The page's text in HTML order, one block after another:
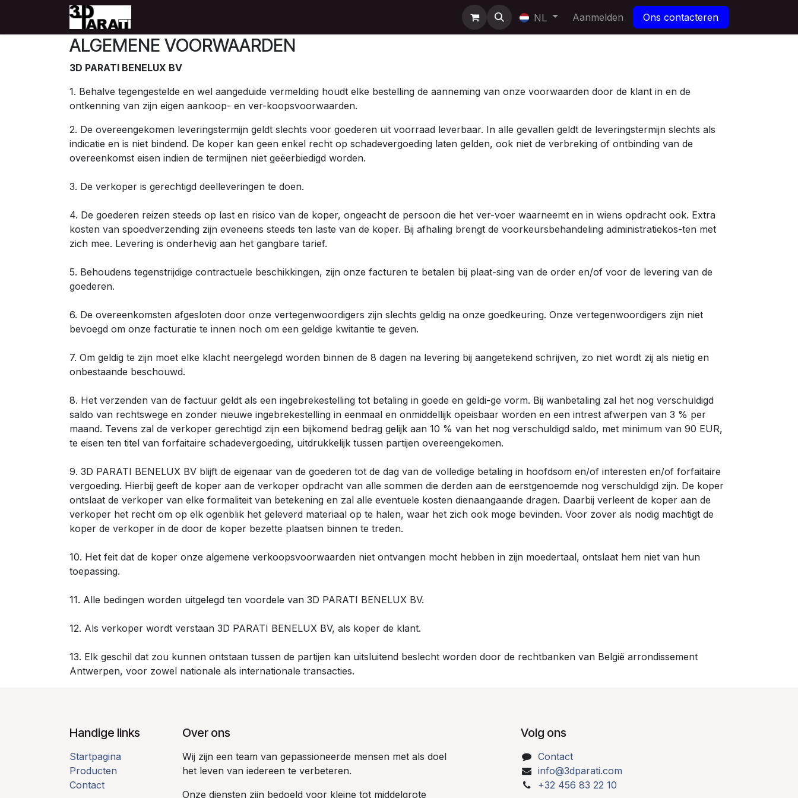
Overslaan naar inhoud
NL Aanmelden Ons contacteren
ALGEMENE VOORWAARDEN
3D PARATI BENELUX BV
1. Behalve tegengestelde en wel aangeduide vermelding houdt elke bestelling de aanneming van onze voorwaarden door de klant in en de
ontkenning van zijn eigen aankoop- en ver-koopsvoorwaarden.
2. De overeengekomen leveringstermijn geldt slechts voor goederen uit voorraad leverbaar. In alle gevallen geldt de leveringstermijn slechts als
indicatie en is niet bindend. De koper kan geen enkel recht op schadevergoeding laten gelden, ook niet de verbreking of ontbinding van de
overeenkomst eisen indien de termijnen niet geëerbiedigd worden.
3. De verkoper is gerechtigd deelleveringen te doen.
4. De goederen reizen steeds op last en risico van de koper, ongeacht de persoon die het ver-voer waarneemt en in wiens opdracht ook. Extra
kosten van spoedverzending zijn eveneens steeds ten laste van de koper. Bij afhaling brengt de voorkeursbehandeling administratiekos-ten met
zich mee. Levering is onderhevig aan het gangbare tarief.
5. Behoudens tegenstrijdige contractuele beschikkingen, zijn onze facturen te betalen bij plaat-sing van de order en/of voor de levering van de
goederen.
6. De overeenkomsten afgesloten door onze vertegenwoordigers zijn slechts geldig na onze goedkeuring. Onze vertegenwoordigers zijn niet
bevoegd om onze facturatie te innen noch om een geldige kwitantie te geven.
7. Om geldig te zijn moet elke klacht neergelegd worden binnen de 8 dagen na levering bij aangetekend schrijven, zo niet wordt zij als nietig en
onbestaande beschouwd.
8. Het verzenden van de factuur geldt als een ingebrekestelling tot betaling in goede en geldi-ge vorm. Bij wanbetaling zal het nog verschuldigd
saldo van rechtswege en zonder nieuwe ingebrekestelling in eenmaal en onmiddellijk opeisbaar worden en een intrest afwerpen van 3 % per
maand. Tevens zal de verkoper gerechtigd zijn een bijkomend bedrag gelijk aan 10 % van het nog verschuldigd saldo, met minimum van 90 EUR,
te eisen ten titel van forfaitaire schadevergoeding, uitdrukkelijk tussen partijen overeengekomen.
9. 3D PARATI BENELUX BV blijft de eigenaar van de goederen tot de dag van de volledige betaling in hoofdsom en/of interesten en/of forfaitaire
vergoeding. Hierbij geeft de koper aan de verkoper opdracht van alle sommen die derden aan de eerstgenoemde nog verschuldigd zijn. De koper
ontslaat de verkoper van elke formaliteit van betekening en zal alle eventuele kosten dienaangaande dragen. Daarbij verleent de koper aan de
verkoper het recht om op elk ogenblik het geleverd materiaal op te halen, waar het zich ook moge bevinden. Voor zover als nodig machtigt de
koper de verkoper in de door de koper bezette plaatsen binnen te treden.
10. Het feit dat de koper onze algemene verkoopsvoorwaarden niet ontvangen mocht hebben in zijn moedertaal, ontslaat hem niet van hun
toepassing.
11. Alle bedingen worden uitgelegd ten voordele van 3D PARATI BENELUX BV.
12. Als verkoper wordt verstaan 3D PARATI BENELUX BV, als koper de klant.
13. Elk geschil dat zou kunnen ontstaan tussen de partijen kan uitsluitend beslecht worden door de rechtbanken van België arrondissement
Antwerpen, voor zowel nationale als internationale transacties.
Handige links
Startpagina
Producten
Contact
Over ons
Wij zijn een team van gepassioneerde mensen met als doel
het leven van iedereen te verbeteren.
Onze diensten zijn bedoeld voor kleine tot middelgrote
Volg ons
Contact
info@3dparati.com
+32 456 83 22 10